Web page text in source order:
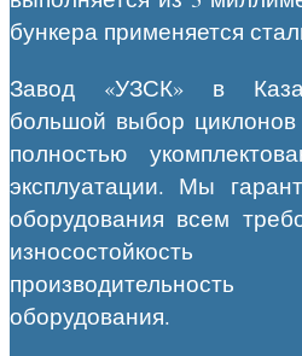
бункера применяется
Завод «УЗСК» в
большой выбор циклонов
полностью
эксплуатации. Мы
оборудования всем
оборудования.